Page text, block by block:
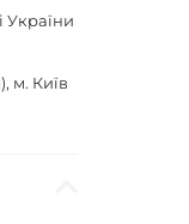
України
м. Київ